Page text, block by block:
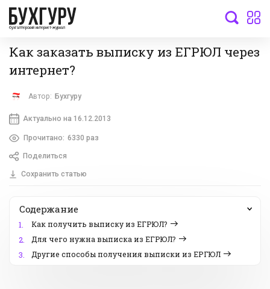
бухгалтерский интернет-журнал
Как заказать выписку из ЕГРЮЛ через
интернет?
Автор: Бухгуру
Актуально на 16.12.2013
Прочитано: 6330 раз
Поделиться
Сохранить статью
Содержание
1.
Как получить выписку из ЕГРЮЛ?
2.
Для чего нужна выписка из ЕГРЮЛ?
3.
Другие способы получения выписки из ЕРГЮЛ